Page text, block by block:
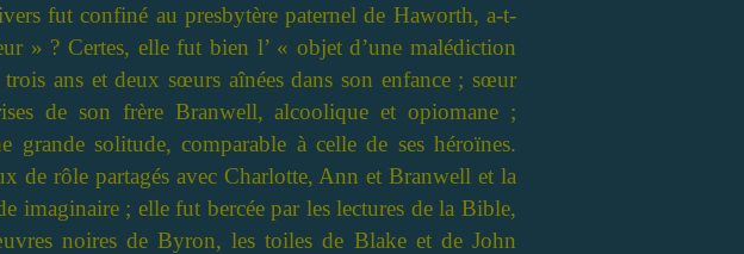
fut confiné au presbytère paternel de Haworth, a-t-
» ? Certes, elle fut bien l’ « objet d’une malédiction
ans et deux sœurs aînées dans son enfance ; sœur
de son frère Branwell, alcoolique et opiomane ;
solitude, comparable à celle de ses héroïnes.
de rôle partagés avec Charlotte, Ann et Branwell et la
imaginaire ; elle fut bercée par les lectures de la Bible,
noires de Byron, les toiles de Blake et de John